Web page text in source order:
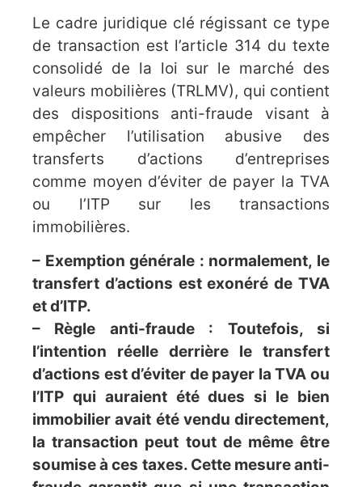
Le cadre juridique clé régissant ce type
de transaction est l’article 314 du texte
consolidé de la loi sur le marché des
valeurs mobilières (TRLMV), qui contient
des dispositions anti-fraude visant à
empêcher l’utilisation abusive des
transferts d’actions d’entreprises
comme moyen d’éviter de payer la TVA
ou l’ITP sur les transactions
immobilières.
– Exemption générale : normalement, le
transfert d’actions est exonéré de TVA
et d’ITP.
– Règle anti-fraude : Toutefois, si
l’intention réelle derrière le transfert
d’actions est d’éviter de payer la TVA ou
l’ITP qui auraient été dues si le bien
immobilier avait été vendu directement,
la transaction peut tout de même être
soumise à ces taxes. Cette mesure anti-